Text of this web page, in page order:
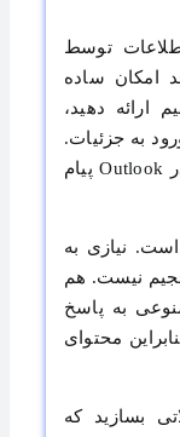
توسط
امکان ساده
ارائه دهید،
به جزئیات.
برای مثال، اگر من تایپ کنم «چگونه در Outlook پیام
نیازی به
نیست. هم
به پاسخ‌
محتوای
بسازید که